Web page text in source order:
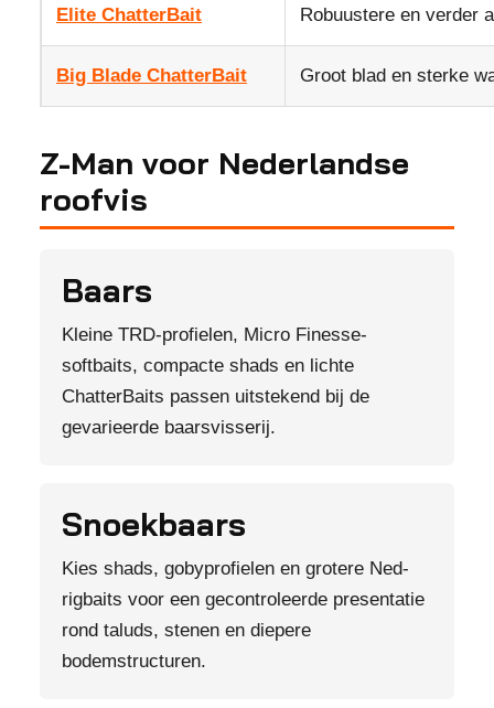
Elite ChatterBait Robuustere en verder
Big Blade ChatterBait Groot blad en sterke
Z-Man voor Nederlandse
roofvis
Baars
Kleine TRD-profielen, Micro Finesse-
softbaits, compacte shads en lichte
ChatterBaits passen uitstekend bij de
gevarieerde baarsvisserij.
Snoekbaars
Kies shads, gobyprofielen en grotere Ned-
rigbaits voor een gecontroleerde presentatie
rond taluds, stenen en diepere
bodemstructuren.